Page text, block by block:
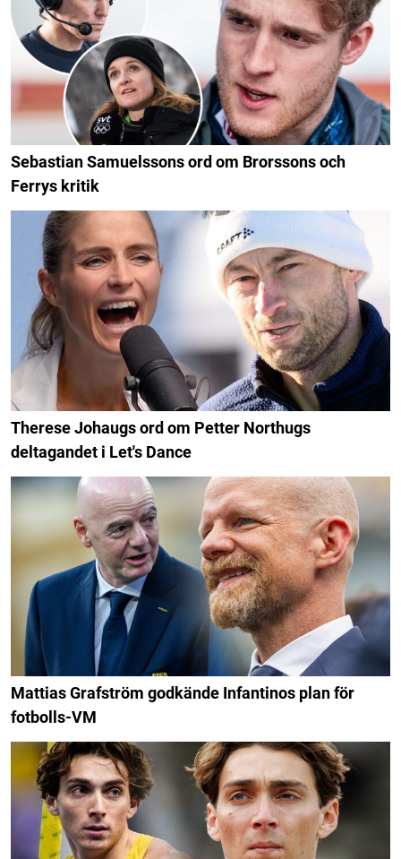
Sebastian Samuelssons ord om Brorssons och
Ferrys kritik
Therese Johaugs ord om Petter Northugs
deltagandet i Let's Dance
Mattias Grafström godkände Infantinos plan för
fotbolls-VM